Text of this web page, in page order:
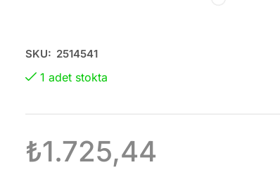
SKU: 2514541
1 adet stokta
₺1.725,44